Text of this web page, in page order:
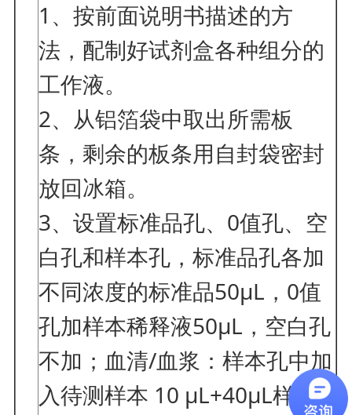
1、按前面说明书描述的方
法，配制好试剂盒各种组分的
工作液。
2、从铝箔袋中取出所需板
条，剩余的板条用自封袋密封
放回冰箱。
3、设置标准品孔、0值孔、空
白孔和样本孔，标准品孔各加
不同浓度的标准品50μL，0值
孔加样本稀释液50μL，空白孔
不加；血清/血浆：样本孔中加
入待测样本 10 μL+40μL样本